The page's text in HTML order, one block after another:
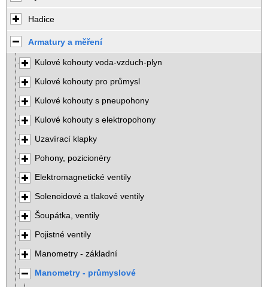
Hadice
Armatury a měření
Kulové kohouty voda-vzduch-plyn
Kulové kohouty pro průmysl
Kulové kohouty s pneupohony
Kulové kohouty s elektropohony
Uzavírací klapky
Pohony, pozicionéry
Elektromagnetické ventily
Solenoidové a tlakové ventily
Šoupátka, ventily
Pojistné ventily
Manometry - základní
Manometry - průmyslové